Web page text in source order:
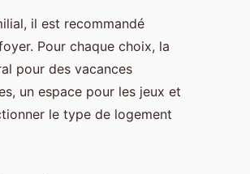
il est recommandé
Pour chaque choix, la
pour des vacances
un espace pour les jeux et
le type de logement